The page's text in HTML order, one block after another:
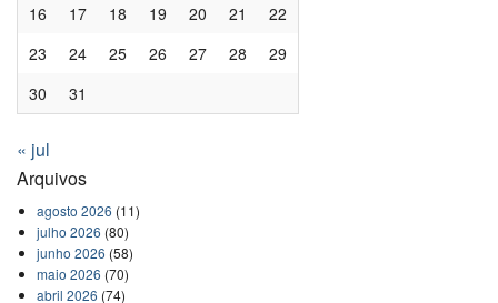
16
17 18 19 20 21
22
23
24 25 26 27 28
29
30
31
« jul
Arquivos
agosto 2026 (11)
julho 2026 (80)
junho 2026 (58)
maio 2026 (70)
abril 2026 (74)